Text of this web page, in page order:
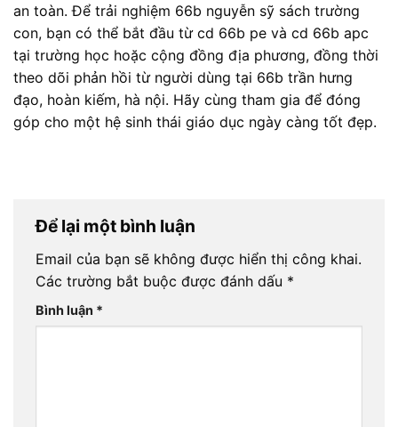
an toàn. Để trải nghiệm 66b nguyễn sỹ sách trường
con, bạn có thể bắt đầu từ cd 66b pe và cd 66b apc
tại trường học hoặc cộng đồng địa phương, đồng thời
theo dõi phản hồi từ người dùng tại 66b trần hưng
đạo, hoàn kiếm, hà nội. Hãy cùng tham gia để đóng
góp cho một hệ sinh thái giáo dục ngày càng tốt đẹp.
Để lại một bình luận
Email của bạn sẽ không được hiển thị công khai.
Các trường bắt buộc được đánh dấu *
Bình luận *